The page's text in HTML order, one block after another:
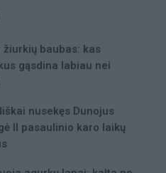
žiurkių baubas: kas
gąsdina labiau nei
nusekęs Dunojus
II pasaulinio karo laikų